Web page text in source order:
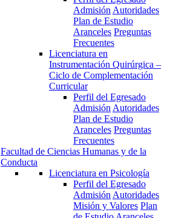
Admisión Autoridades
Plan de Estudio
Aranceles Preguntas
Frecuentes
Licenciatura en
Instrumentación Quirúrgica –
Ciclo de Complementación
Curricular
Perfil del Egresado
Admisión Autoridades
Plan de Estudio
Aranceles Preguntas
Frecuentes
Facultad de Ciencias Humanas y de la
Conducta
Licenciatura en Psicología
Perfil del Egresado
Admisión Autoridades
Misión y Valores Plan